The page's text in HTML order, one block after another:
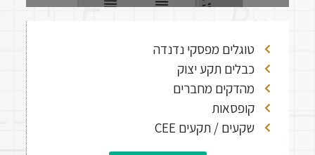
טוגלים מפסקי נדנדה
כבלים תקע יצוק
מהדקים מחברים
קופסאות
שקעים / תקעים CEE